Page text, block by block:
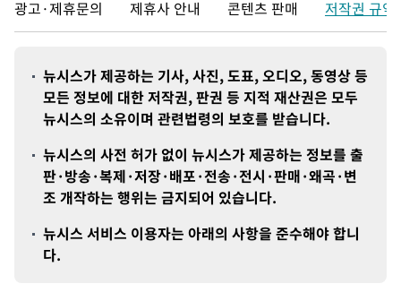
광고·제휴문의 제휴사 안내 콘텐츠 판매 저작권 규약
뉴시스가 제공하는 기사, 사진, 도표, 오디오, 동영상 등
모든 정보에 대한 저작권, 판권 등 지적 재산권은 모두
뉴시스의 소유이며 관련법령의 보호를 받습니다.
뉴시스의 사전 허가 없이 뉴시스가 제공하는 정보를 출
판·방송·복제·저장·배포·전송·전시·판매·왜곡·변
조 개작하는 행위는 금지되어 있습니다.
뉴시스 서비스 이용자는 아래의 사항을 준수해야 합니
다.